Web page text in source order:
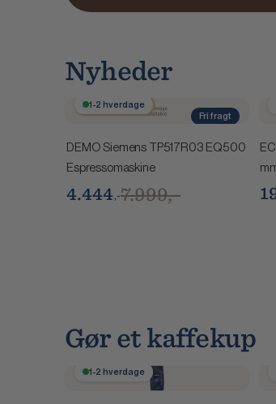
Nyheder
Fri fragt
1-2 hverdage
Spar 3.555,-
4.444,-7.999,-
DEMO Siemens TP517R03 EQ500
Espressomaskine
Gør et kaffekup
1-2 hverdage